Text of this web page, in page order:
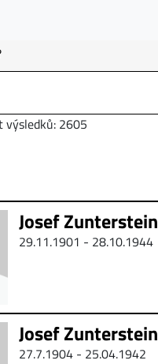
výsledků: 2605
Josef Zunterstein
29.11.1901 - 28.10.1944
Josef Zunterstein
27.7.1904 - 25.04.1942